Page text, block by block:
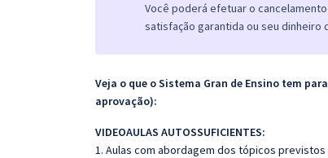
Você poderá efetuar o
satisfação garantida ou seu dinheiro
Veja o que o Sistema Gran de Ensino tem
aprovação):
VIDEOAULAS AUTOSSUFICIENTES:
1. Aulas com abordagem dos tópicos